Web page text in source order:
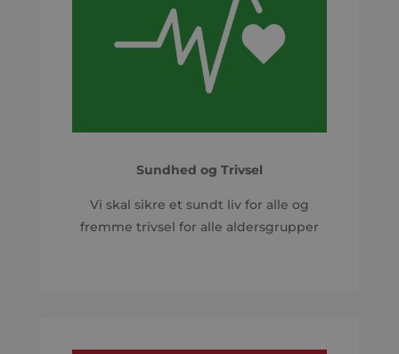
Sundhed og Trivsel
Vi skal sikre et sundt liv for alle og
fremme trivsel for alle aldersgrupper